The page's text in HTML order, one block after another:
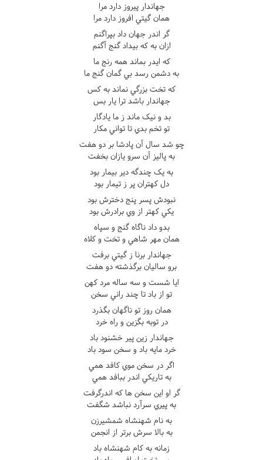
جهاندار پيروز دارد مرا
همان گيتي افروز دارد مرا
گر اندر جهان داد بپراگنم
ازان به که بيداد گنج آگنم
که ايدر بماند همه رنج ما
به دشمن رسد بي گمان گنج ما
که تخت بزرگي نماند به کس
جهاندار باشد ترا يار بس
بد و نيک ماند ز ما يادگار
تو تخم بدي تا تواني مکار
چو شد سال آن پادشا بر دو هفت
به پاليز آن سرو يازان بخفت
به يک چندگه دير بيمار بود
دل کهتران پر ز تيمار بود
نبودش پسر پنج دخترش بود
يکي کهتر از وي برادرش بود
بدو داد ناگاه گنج و سپاه
همان مهر شاهي و تخت و کلاه
جهاندار برنا ز گيتي برفت
برو ساليان برگذشته دو هفت
ايا شست و سه ساله مرد کهن
تو از باد تا چند راني سخن
همان روز تو ناگهان بگذرد
در توبه بگزين و راه خرد
جهاندار زين پير خشنود باد
خرد مايه باد و سخن سود باد
اگر در سخن موي کافد همي
به تاريکي اندر ببافد همي
گر او اين سخن ها که اندرگرفت
به پيري سرآرد نباشد شگفت
به نام شهنشاه شمشيرزن
به بالا سرش برتر از انجمن
زمانه به کام شهنشاه باد